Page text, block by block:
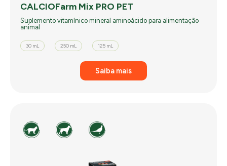
CALCIOFarm Mix PRO PET
Suplemento vitamínico mineral aminoácido para alimentação
animal
30 mL 250 mL 125 mL
Saiba mais